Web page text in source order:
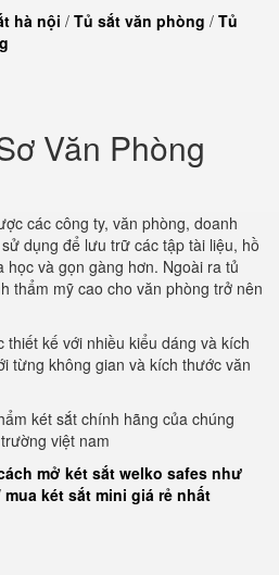
hà nội / Tủ sắt văn phòng / Tủ
Văn Phòng
các công ty, văn phòng, doanh
dụng để lưu trữ các tập tài liệu, hồ
và gọn gàng hơn. Ngoài ra tủ
thẩm mỹ cao cho văn phòng trở nên
kế với nhiều kiểu dáng và kích
từng không gian và kích thước văn
két sắt chính hãng của chúng
việt nam
mở két sắt welko safes như
mua két sắt mini giá rẻ nhất